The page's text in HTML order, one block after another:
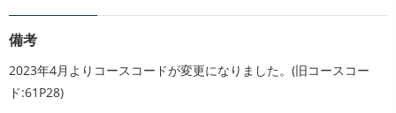
備考
2023年4月よりコースコードが変更になりました。(旧コースコー
ド:61P28)